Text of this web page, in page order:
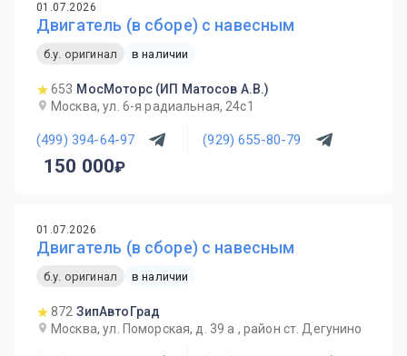
01.07.2026
Двигатель (в сборе) с навесным
б.у. оригинал в наличии
653 МосМоторс (ИП Матосов А.В.)
Москва, ул. 6-я радиальная, 24с1
(499) 394-64-97 (929) 655-80-79
150 000
01.07.2026
Двигатель (в сборе) с навесным
б.у. оригинал в наличии
872 ЗипАвтоГрад
Москва, ул. Поморская, д. 39 а , район ст. Дегунино